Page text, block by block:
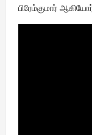
பிரேம்குமார்